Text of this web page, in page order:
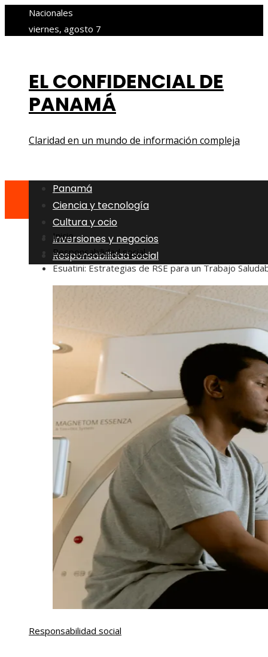
Nacionales
viernes, agosto 7
EL CONFIDENCIAL DE
PANAMÁ
Claridad en un mundo de información compleja
Panamá
Ciencia y tecnología
Cultura y ocio
Inversiones y negocios
Responsabilidad social
Inicio
Responsabilidad social
Esuatini: Estrategias de RSE para un Trabajo
Responsabilidad social